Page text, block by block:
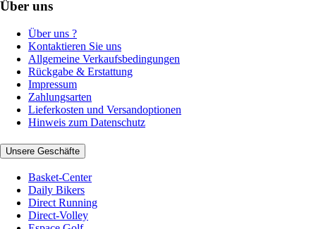
Über uns
Über uns ?
Kontaktieren Sie uns
Allgemeine Verkaufsbedingungen
Rückgabe & Erstattung
Impressum
Zahlungsarten
Lieferkosten und Versandoptionen
Hinweis zum Datenschutz
Unsere Geschäfte
Basket-Center
Daily Bikers
Direct Running
Direct-Volley